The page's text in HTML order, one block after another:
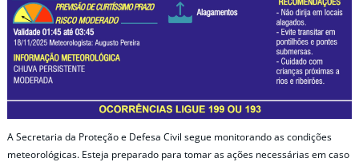
A Secretaria da Proteção e Defesa Civil segue monitorando as condições
meteorológicas. Esteja preparado para tomar as ações necessárias em caso